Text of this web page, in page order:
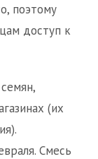
поэтому
доступ к
(их
Смесь